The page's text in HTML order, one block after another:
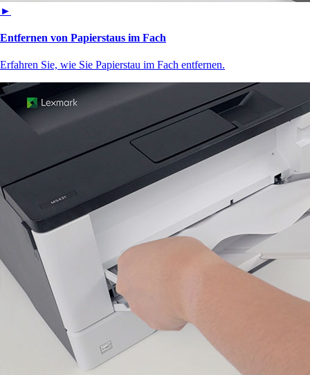
►
Entfernen von Papierstaus im Fach
Erfahren Sie, wie Sie Papierstau im Fach entfernen.